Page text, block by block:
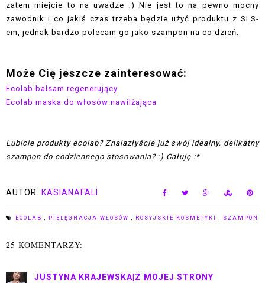
zatem miejcie to na uwadze ;) Nie jest to na pewno mocny
zawodnik i co jakiś czas trzeba będzie użyć produktu z SLS-
em, jednak bardzo polecam go jako szampon na co dzień.
Może Cię jeszcze zainteresować:
Ecolab balsam regenerujący
Ecolab maska do włosów nawilżająca
Lubicie produkty ecolab? Znalazłyście już swój idealny, delikatny
szampon do codziennego stosowania? :) Całuję :*
AUTOR: KASIANAFALI
ECOLAB , PIELĘGNACJA WŁOSÓW , ROSYJSKIE KOSMETYKI , SZAMPON
25 KOMENTARZY:
JUSTYNA KRAJEWSKA|Z MOJEJ STRONY